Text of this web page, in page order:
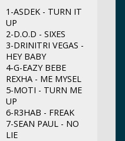
1-ASDEK - TURN IT
UP
2-D.O.D - SIXES
3-DRINITRI VEGAS -
HEY BABY
4-G-EAZY BEBE
REXHA - ME MYSEL
5-MOTI - TURN ME
UP
6-R3HAB - FREAK
7-SEAN PAUL - NO
LIE